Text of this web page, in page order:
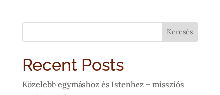
Keresés
Recent Posts
Közelebb egymáshoz és Istenhez – missziós